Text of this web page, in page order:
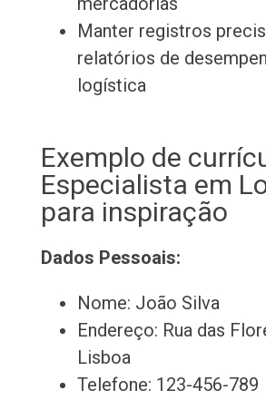
Manter registros
relatórios de
logística
Exemplo de
Especialista em
para inspiração
Dados Pessoais:
Nome: João Silva
Endereço: Rua das
Lisboa
Telefone: 123-456-789